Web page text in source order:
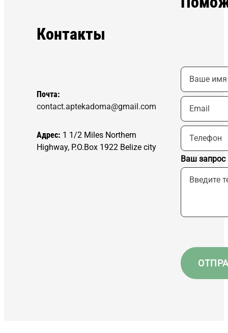
Контакты
Почта:
contact.aptekadoma@gmail.com
Адрес: 1 1/2 Miles Northern
Highway, P.O.Box 1922 Belize city
Ваш запрос